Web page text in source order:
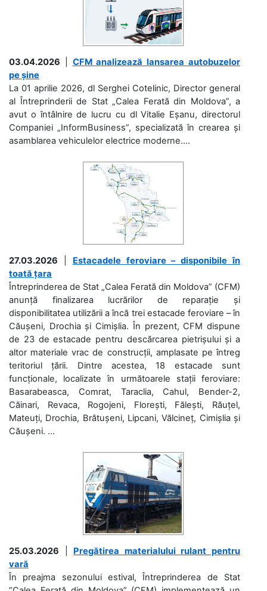
03.04.2026
CFM analizează lansarea autobuzelor
pe șine
La 01 aprilie 2026, dl Serghei Cotelinic, Director general
al Întreprinderii de Stat „Calea Ferată din Moldova”, a
avut o întâlnire de lucru cu dl Vitalie Eșanu, directorul
Companiei „InformBusiness”, specializată în crearea și
asamblarea vehiculelor electrice moderne....
27.03.2026
Estacadele feroviare – disponibile în
toată țara
Întreprinderea de Stat „Calea Ferată din Moldova” (CFM)
anunță finalizarea lucrărilor de reparație și
disponibilitatea utilizării a încă trei estacade feroviare – în
Căușeni, Drochia și Cimișlia. În prezent, CFM dispune
de 23 de estacade pentru descărcarea pietrișului și a
altor materiale vrac de construcții, amplasate pe întreg
teritoriul țării. Dintre acestea, 18 estacade sunt
funcționale, localizate în următoarele stații feroviare:
Basarabeasca, Comrat, Taraclia, Cahul, Bender-2,
Căinari, Revaca, Rogojeni, Florești, Fălești, Răuțel,
Mateuți, Drochia, Brătușeni, Lipcani, Vălcineț, Cimișlia și
Căușeni. ...
25.03.2026
Pregătirea materialului rulant pentru
vară
În preajma sezonului estival, Întreprinderea de Stat